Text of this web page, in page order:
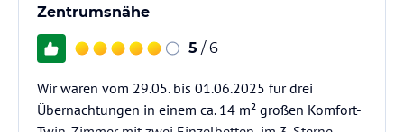
Zentrumsnähe
5 / 6
Wir waren vom 29.05. bis 01.06.2025 für drei
Übernachtungen in einem ca. 14 m² großen Komfort-